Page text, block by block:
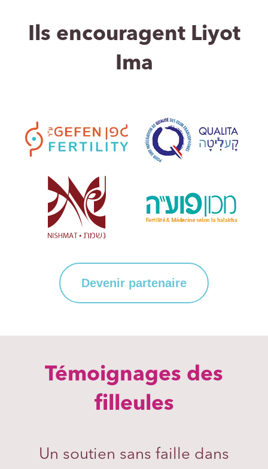
Ils encouragent Liyot
Ima
Devenir partenaire
Témoignages des
filleules
Un soutien sans faille dans